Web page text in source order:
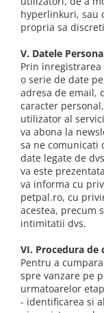
hyperlinkuri, sau
propria sa
V. Datele
Prin
o serie de date
adresa de email,
caracter
utilizator al
va abona la
sa ne comunicati
date legate de
va este
va informa cu
petpal.ro, cu
acestea, precum
intimitatii dvs.
VI. Procedura de
Pentru a
spre vanzare pe
urmatoarelor
- identificarea si